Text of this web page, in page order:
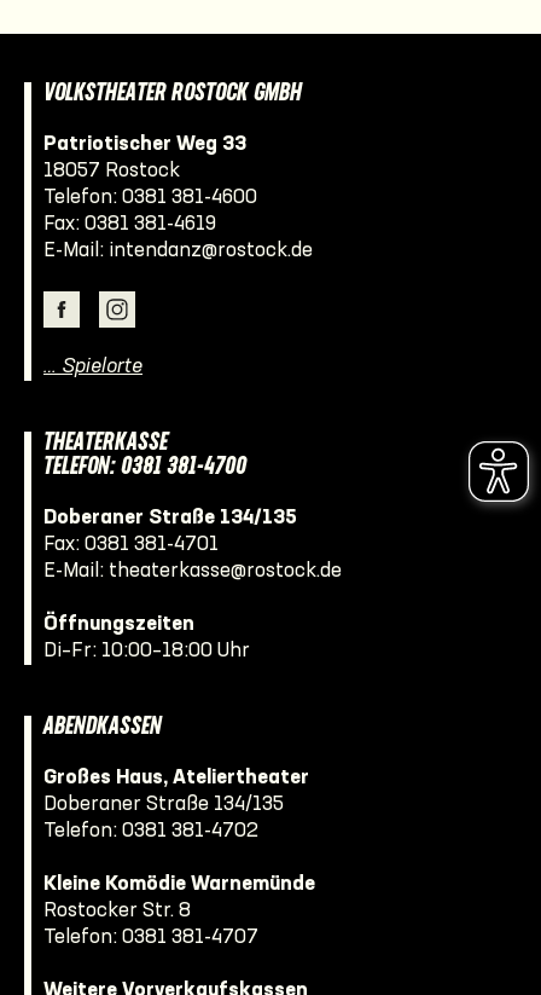
VOLKSTHEATER ROSTOCK GMBH
Patriotischer Weg 33
18057 Rostock
Telefon: 0381 381-4600
Fax: 0381 381-4619
E-Mail: intendanz@rostock.de
… Spielorte
THEATERKASSE
TELEFON: 0381 381-4700
Doberaner Straße 134/135
Fax: 0381 381-4701
E-Mail: theaterkasse@rostock.de
Öffnungszeiten
Di–Fr: 10:00–18:00 Uhr
ABENDKASSEN
Großes Haus, Ateliertheater
Doberaner Straße 134/135
Telefon: 0381 381-4702
Kleine Komödie Warnemünde
Rostocker Str. 8
Telefon: 0381 381-4707
Weitere Vorverkaufskassen